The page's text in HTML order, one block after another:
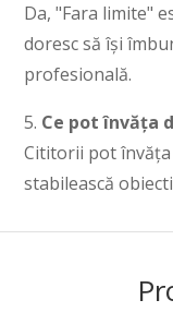
Da, "Fara limite"
doresc să își
profesională.
5. Ce pot învăța
Cititorii pot învăța
stabilească